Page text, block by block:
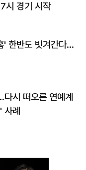
시 경기 시작
' 한반도 빗겨간다…
시 떠오른 연예계
사례